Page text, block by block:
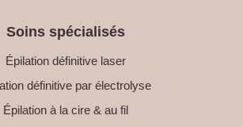
Soins spécialisés
Épilation définitive laser
définitive par électrolyse
Épilation à la cire & au fil